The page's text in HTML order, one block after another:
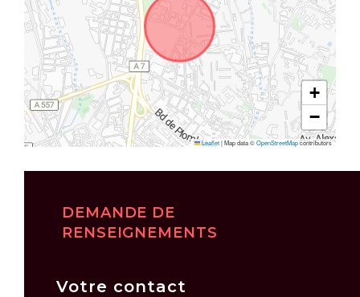
+
−
Leaflet|Map data ©OpenStreetMapcontributors
DEMANDE DE
RENSEIGNEMENTS
Votre contact